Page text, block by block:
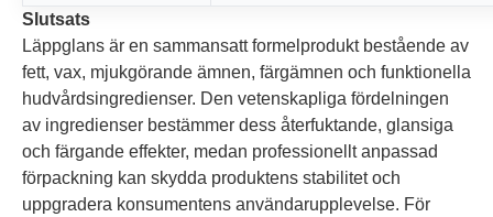
Slutsats
Läppglans är en sammansatt formelprodukt bestående av
fett, vax, mjukgörande ämnen, färgämnen och funktionella
hudvårdsingredienser. Den vetenskapliga fördelningen
av ingredienser bestämmer dess återfuktande, glansiga
och färgande effekter, medan professionellt anpassad
förpackning kan skydda produktens stabilitet och
uppgradera konsumentens användarupplevelse. För